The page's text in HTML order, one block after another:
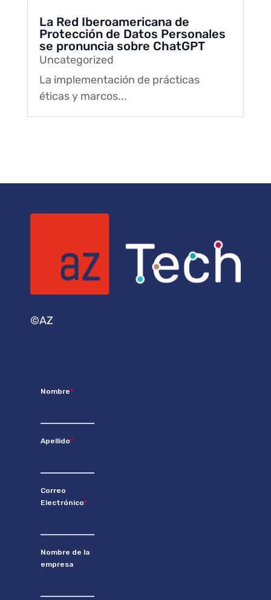
La Red Iberoamericana de
Protección de Datos Personales
se pronuncia sobre ChatGPT
Uncategorized
La implementación de prácticas
éticas y marcos...
©AZ